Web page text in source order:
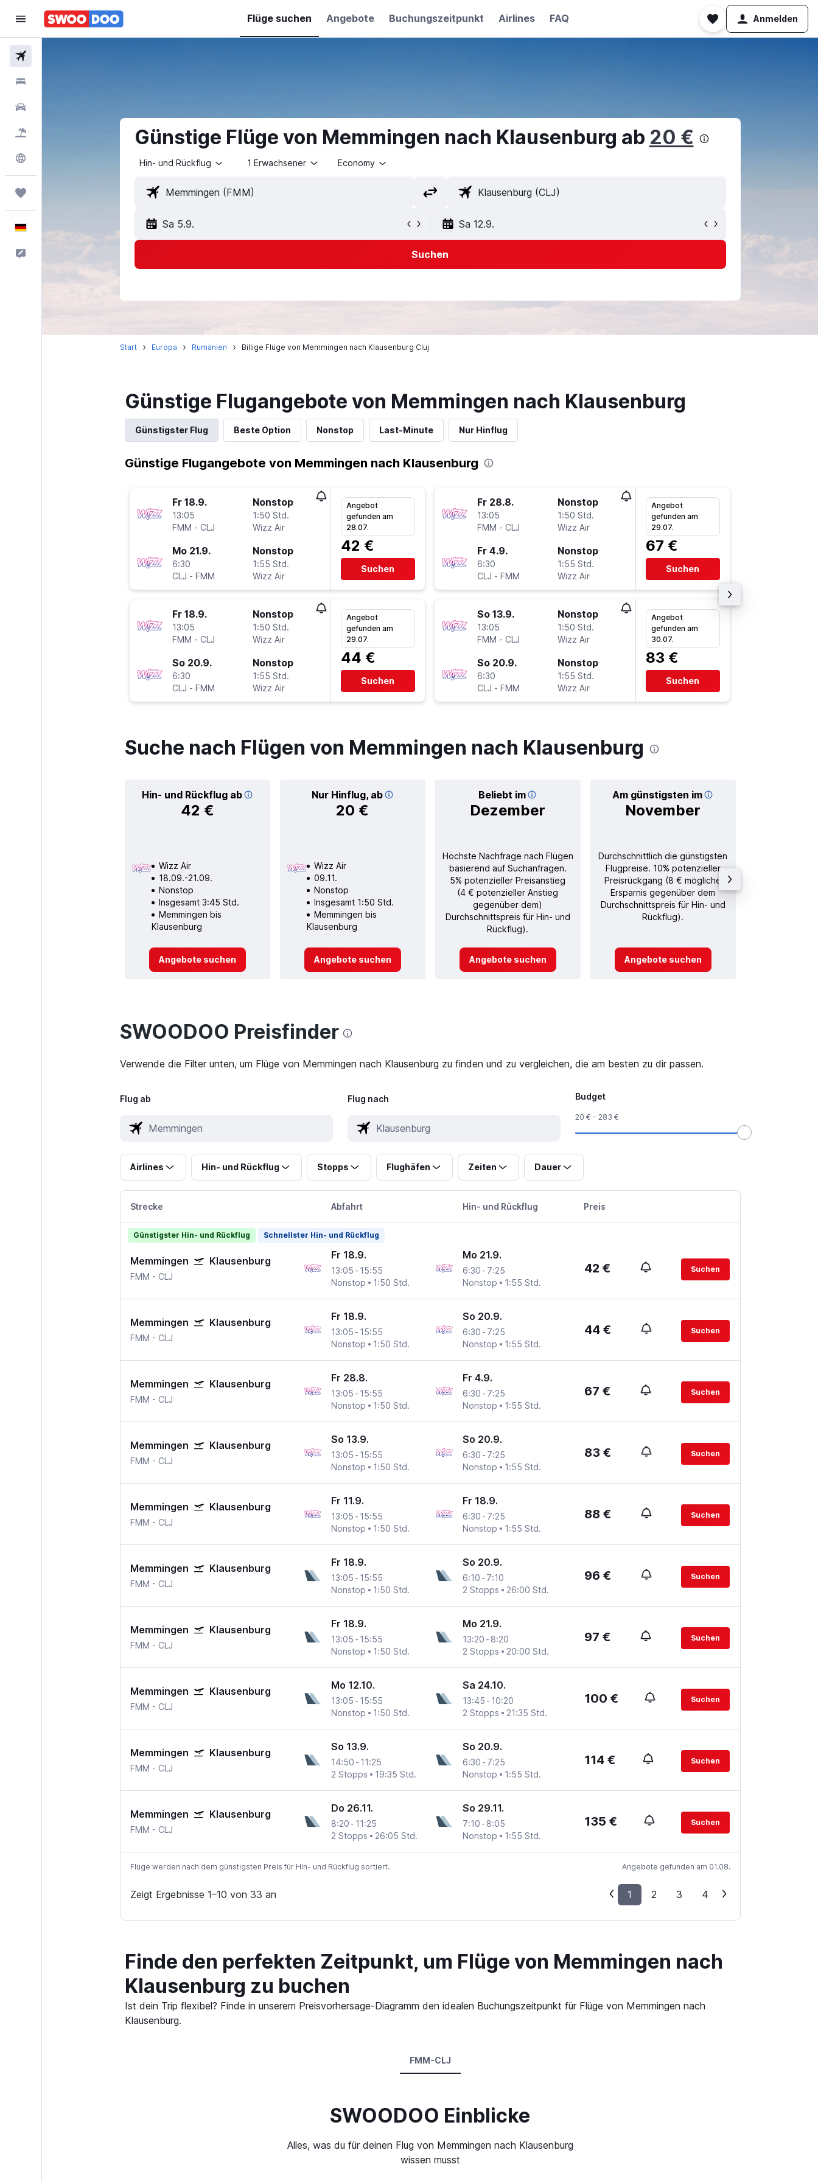
Flüge suchen Angebote Buchungszeitpunkt Airlines FAQ Anmelden
Günstige Flüge von Memmingen nach Klausenburg ab 20 €
Hin- und Rückflug 1 Erwachsener Economy
Sa 5.9. Sa 12.9.
Suchen
Start Europa Rumänien Billige Flüge von Memmingen nach Klausenburg Cluj
Günstige Flugangebote von Memmingen nach Klausenburg
Günstigster Flug Beste Option Nonstop Last-Minute Nur Hinflug
Günstige Flugangebote von Memmingen nach Klausenburg
Fr 18.9.
13:05
FMM - CLJ
Nonstop
1:50 Std.
Wizz Air
Mo 21.9.
6:30
CLJ - FMM
Nonstop
1:55 Std.
Wizz Air
Angebot
gefunden am
28.07.
42 €
Suchen
Fr 18.9.
13:05
FMM - CLJ
Nonstop
1:50 Std.
Wizz Air
So 20.9.
6:30
CLJ - FMM
Nonstop
1:55 Std.
Wizz Air
Angebot
gefunden am
29.07.
44 €
Suchen
Fr 28.8.
13:05
FMM - CLJ
Nonstop
1:50 Std.
Wizz Air
Fr 4.9.
6:30
CLJ - FMM
Nonstop
1:55 Std.
Wizz Air
Angebot
gefunden am
29.07.
67 €
Suchen
So 13.9.
13:05
FMM - CLJ
Nonstop
1:50 Std.
Wizz Air
So 20.9.
6:30
CLJ - FMM
Nonstop
1:55 Std.
Wizz Air
Angebot
gefunden am
30.07.
83 €
Suchen
Suche nach Flügen von Memmingen nach Klausenburg
Hin- und Rückflug ab
42 €
Nur Hinflug, ab
20 €
Beliebt im
Dezember
Am günstigsten im
November
Wizz Air
18.09.-21.09.
Nonstop
Insgesamt 3:45 Std.
Memmingen bis
Klausenburg
Angebote suchen
Wizz Air
09.11.
Nonstop
Insgesamt 1:50 Std.
Memmingen bis
Klausenburg
Angebote suchen
Höchste Nachfrage nach Flügen
basierend auf Suchanfragen.
5% potenzieller Preisanstieg
(4 € potenzieller Anstieg
gegenüber dem)
Durchschnittspreis für Hin- und
Rückflug).
Angebote suchen
Durchschnittlich die günstigsten
Flugpreise. 10% potenzieller
Preisrückgang (8 € mögliche
Ersparnis gegenüber dem
Durchschnittspreis für Hin- und
Rückflug).
Angebote suchen
SWOODOO Preisfinder
Verwende die Filter unten, um Flüge von Memmingen nach Klausenburg zu finden und zu vergleichen, die am besten zu dir passen.
Flug ab Flug nach Budget
20 € - 283 €
Airlines Hin- und Rückflug Stopps Flughäfen Zeiten Dauer
Strecke Abfahrt Hin- und Rückflug Preis
Günstigster Hin- und Rückflug Schnellster Hin- und Rückflug
Memmingen Klausenburg
FMM - CLJ
Fr 18.9.
13:05 - 15:55
Nonstop
1:50 Std.
Mo 21.9.
6:30 - 7:25
Nonstop
1:55 Std.
42 € Suchen
Memmingen Klausenburg
FMM - CLJ
Fr 18.9.
13:05 - 15:55
Nonstop
1:50 Std.
So 20.9.
6:30 - 7:25
Nonstop
1:55 Std.
44 € Suchen
Memmingen Klausenburg
FMM - CLJ
Fr 28.8.
13:05 - 15:55
Nonstop
1:50 Std.
Fr 4.9.
6:30 - 7:25
Nonstop
1:55 Std.
67 € Suchen
Memmingen Klausenburg
FMM - CLJ
So 13.9.
13:05 - 15:55
Nonstop
1:50 Std.
So 20.9.
6:30 - 7:25
Nonstop
1:55 Std.
83 € Suchen
Memmingen Klausenburg
FMM - CLJ
Fr 11.9.
13:05 - 15:55
Nonstop
1:50 Std.
Fr 18.9.
6:30 - 7:25
Nonstop
1:55 Std.
88 € Suchen
Memmingen Klausenburg
FMM - CLJ
Fr 18.9.
13:05 - 15:55
Nonstop
1:50 Std.
So 20.9.
6:10 - 7:10
2 Stopps
26:00 Std.
96 € Suchen
Memmingen Klausenburg
FMM - CLJ
Fr 18.9.
13:05 - 15:55
Nonstop
1:50 Std.
Mo 21.9.
13:20 - 8:20
2 Stopps
20:00 Std.
97 € Suchen
Memmingen Klausenburg
FMM - CLJ
Mo 12.10.
13:05 - 15:55
Nonstop
1:50 Std.
Sa 24.10.
13:45 - 10:20
2 Stopps
21:35 Std.
100 € Suchen
Memmingen Klausenburg
FMM - CLJ
So 13.9.
14:50 - 11:25
2 Stopps
19:35 Std.
So 20.9.
6:30 - 7:25
Nonstop
1:55 Std.
114 € Suchen
Memmingen Klausenburg
FMM - CLJ
Do 26.11.
8:20 - 11:25
2 Stopps
26:05 Std.
So 29.11.
7:10 - 8:05
Nonstop
1:55 Std.
135 € Suchen
Flüge werden nach dem günstigsten Preis für Hin- und Rückflug sortiert. Angebote gefunden am 01.08.
Zeigt Ergebnisse 1–10 von 33 an 1 2 3 4
Finde den perfekten Zeitpunkt, um Flüge von Memmingen nach
Klausenburg zu buchen
Ist dein Trip flexibel? Finde in unserem Preisvorhersage-Diagramm den idealen Buchungszeitpunkt für Flüge von Memmingen nach
Klausenburg.
FMM-CLJ
SWOODOO Einblicke
Alles, was du für deinen Flug von Memmingen nach Klausenburg
wissen musst